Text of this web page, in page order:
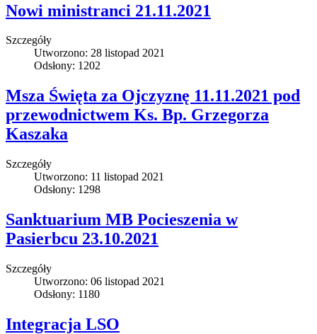
Nowi ministranci 21.11.2021
Szczegóły
Utworzono: 28 listopad 2021
Odsłony: 1202
Msza Święta za Ojczyznę 11.11.2021 pod
przewodnictwem Ks. Bp. Grzegorza
Kaszaka
Szczegóły
Utworzono: 11 listopad 2021
Odsłony: 1298
Sanktuarium MB Pocieszenia w
Pasierbcu 23.10.2021
Szczegóły
Utworzono: 06 listopad 2021
Odsłony: 1180
Integracja LSO